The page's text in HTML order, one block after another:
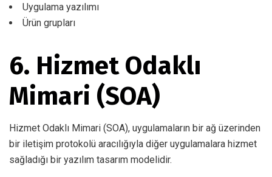
Uygulama yazılımı
Ürün grupları
6. Hizmet Odaklı
Mimari (SOA)
Hizmet Odaklı Mimari (SOA), uygulamaların bir ağ üzerinden
bir iletişim protokolü aracılığıyla diğer uygulamalara hizmet
sağladığı bir yazılım tasarım modelidir.